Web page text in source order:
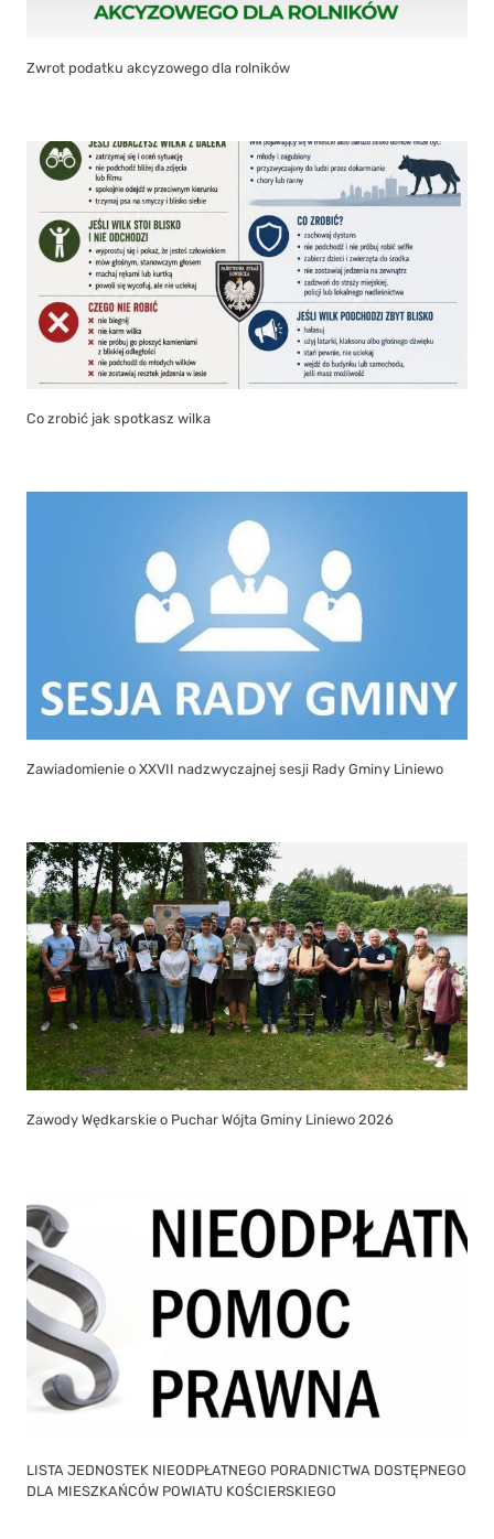
Zwrot podatku akcyzowego dla rolników
Co zrobić jak spotkasz wilka
Zawiadomienie o XXVII nadzwyczajnej sesji Rady Gminy Liniewo
Zawody Wędkarskie o Puchar Wójta Gminy Liniewo 2026
LISTA JEDNOSTEK NIEODPŁATNEGO PORADNICTWA DOSTĘPNEGO
DLA MIESZKAŃCÓW POWIATU KOŚCIERSKIEGO